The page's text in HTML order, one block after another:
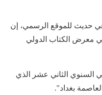
حديث للموقع الرسمي، إن
معرض الكتاب الدولي
السنوي الثاني عشر الذي
بغداد".